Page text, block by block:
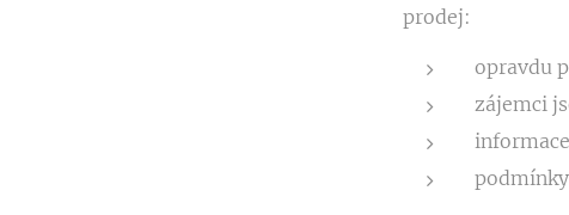
prodej:
opravdu
zájemci